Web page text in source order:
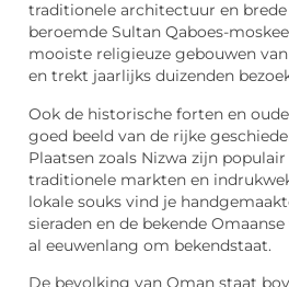
traditionele architectuur en brede
beroemde Sultan Qaboes-
mooiste religieuze gebouwen
en trekt jaarlijks duizenden
Ook de historische forten en
goed beeld van de rijke
Plaatsen zoals Nizwa zijn
traditionele markten en
lokale souks vind je
sieraden en de bekende
al eeuwenlang om bekendstaat.
De bevolking van Oman staat